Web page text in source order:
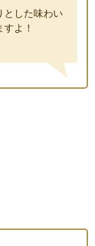
とした味わい
よ！